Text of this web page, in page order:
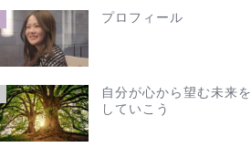
プロフィール
自分が心から望む未来
していこう